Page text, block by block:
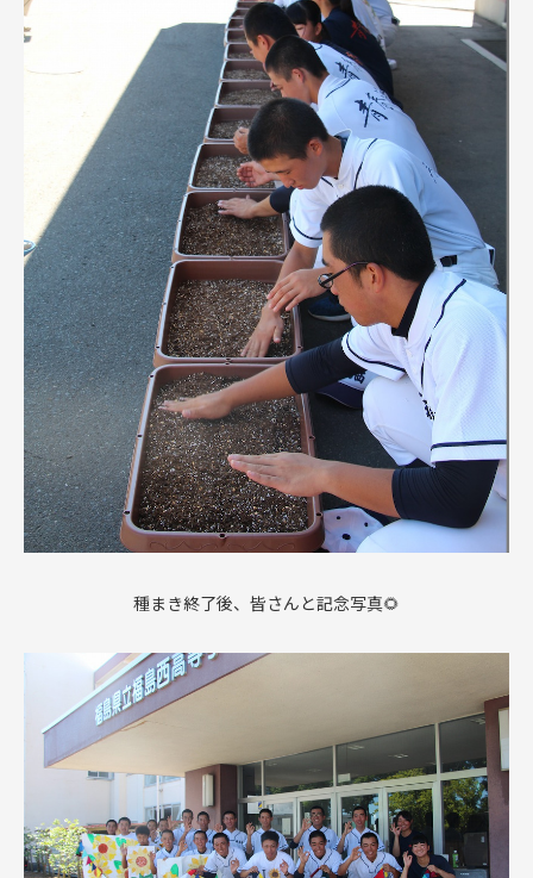
種まき終了後、皆さんと記念写真🌻